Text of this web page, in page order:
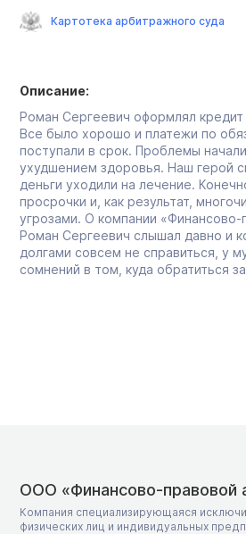
Описание:
Роман Сергеевич оформлял
Все было хорошо и платежи по
поступали в срок. Проблемы
ухудшением здоровья. Наш герой
деньги уходили на лечение.
просрочки и, как результат,
угрозами. О компании «Финансово-
Роман Сергеевич слышал давно и
долгами совсем не справиться, у
сомнений в том, куда обратиться
Картотека арбитражного суда
ООО «Финансово-правовой
Компания специализирующаяся
физических лиц и индивидуальных